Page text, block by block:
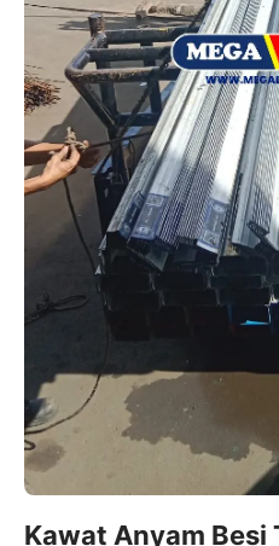
Kawat Anyam Besi